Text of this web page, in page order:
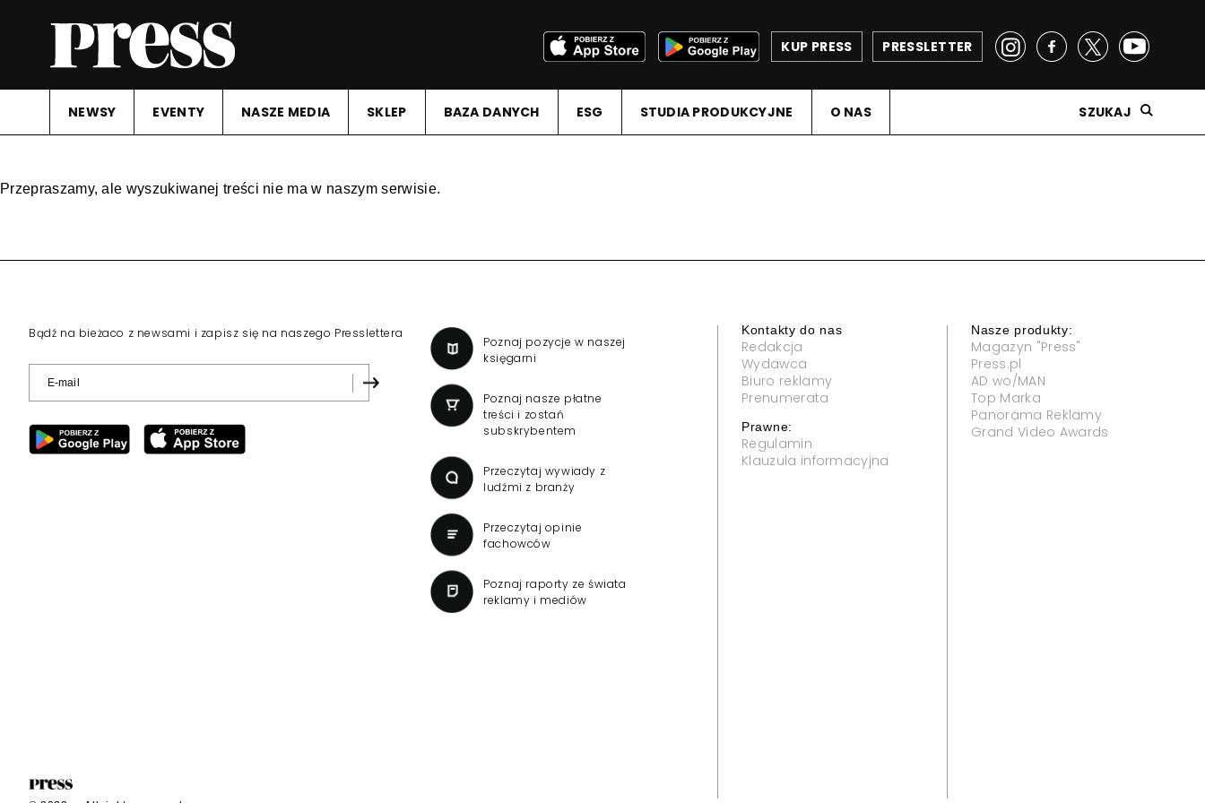
PRESSLETTER
KUP PRESS
NEWSY EVENTY NASZE MEDIA SKLEP BAZA DANYCH ESG STUDIA PRODUKCYJNE O NAS SZUKAJ
Przepraszamy, ale wyszukiwanej treści nie ma w naszym serwisie.
Bądź na bieżaco z newsami i zapisz się na naszego Presslettera
Poznaj pozycje w naszej
księgarni
Poznaj nasze płatne
treści i zostań
subskrybentem
Przeczytaj wywiady z
ludźmi z branży
Przeczytaj opinie
fachowców
Poznaj raporty ze świata
reklamy i mediów
Kontakty do nas
Redakcja
Wydawca
Biuro reklamy
Prenumerata
Prawne:
Regulamin
Klauzula informacyjna
Nasze produkty:
Magazyn "Press"
Press.pl
AD wo/MAN
Top Marka
Panorama Reklamy
Grand Video Awards